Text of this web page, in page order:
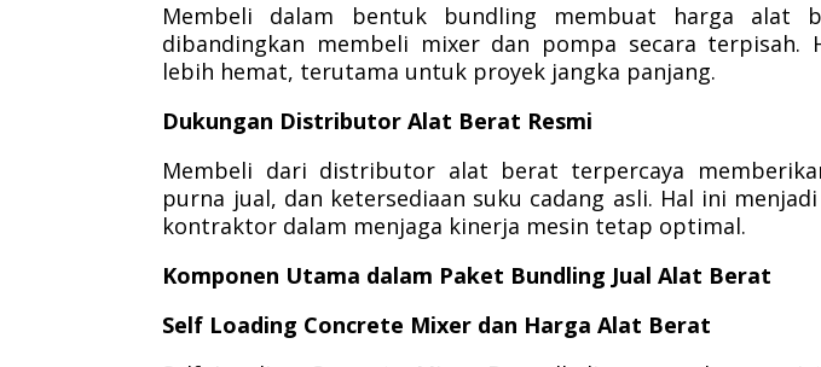
Membeli dalam bentuk bundling membuat harga alat
dibandingkan membeli mixer dan pompa secara terpisah.
lebih hemat, terutama untuk proyek jangka panjang.
Dukungan Distributor Alat Berat Resmi
Membeli dari distributor alat berat terpercaya
purna jual, dan ketersediaan suku cadang asli. Hal ini
kontraktor dalam menjaga kinerja mesin tetap optimal.
Komponen Utama dalam Paket Bundling Jual Alat Berat
Self Loading Concrete Mixer dan Harga Alat Berat